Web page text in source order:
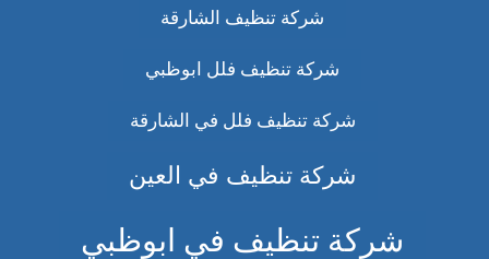
شركة تنظيف الشارقة
شركة تنظيف فلل ابوظبي
شركة تنظيف فلل في الشارقة
شركة تنظيف في العين
شركة تنظيف في ابوظبي